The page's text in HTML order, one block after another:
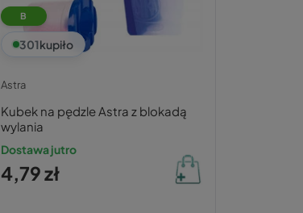
B
301kupiło
Astra
Kubek na pędzle Astra z blokadą
wylania
Dostawa jutro
4,79 zł